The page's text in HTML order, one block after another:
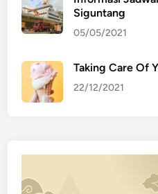
Siguntang
05/05/2021
Taking Care Of
22/12/2021